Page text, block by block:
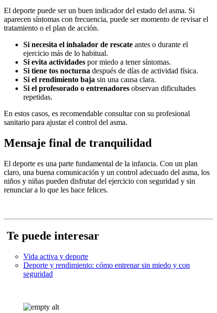
El deporte puede ser un buen indicador del estado del asma. Si
aparecen síntomas con frecuencia, puede ser momento de revisar el
tratamiento o el plan de acción.
Si necesita el inhalador de rescate antes o durante el
ejercicio más de lo habitual.
Si evita actividades por miedo a tener síntomas.
Si tiene tos nocturna después de días de actividad física.
Si el rendimiento baja sin una causa clara.
Si el profesorado o entrenadores observan dificultades
repetidas.
En estos casos, es recomendable consultar con su profesional
sanitario para ajustar el control del asma.
Mensaje final de tranquilidad
El deporte es una parte fundamental de la infancia. Con un plan
claro, una buena comunicación y un control adecuado del asma, los
niños y niñas pueden disfrutar del ejercicio con seguridad y sin
renunciar a lo que les hace felices.
Te puede interesar
Vida activa y deporte
Deporte y rendimiento: cómo entrenar sin miedo y con
seguridad